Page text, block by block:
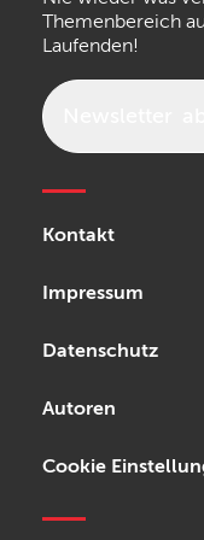
Walrus Audio
Themenbereich
Laufenden!
Kontakt
Impressum
Datenschutz
Autoren
Cookie